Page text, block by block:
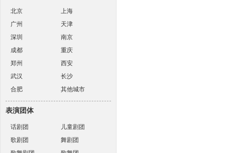
北京
上海
广州
天津
深圳
南京
成都
重庆
郑州
西安
武汉
长沙
合肥
其他城市
表演团体
话剧团
儿童剧团
歌剧团
舞剧团